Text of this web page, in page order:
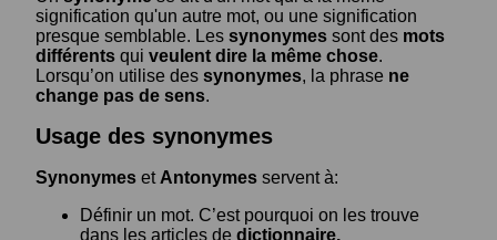
signification qu'un autre mot, ou une signification
presque semblable. Les synonymes sont des mots
différents qui veulent dire la même chose.
Lorsqu’on utilise des synonymes, la phrase ne
change pas de sens.
Usage des synonymes
Synonymes et Antonymes servent à:
Définir un mot. C’est pourquoi on les trouve
dans les articles de dictionnaire.